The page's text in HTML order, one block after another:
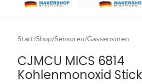
Start/Shop/Sensoren/Gassensoren
CJMCU MICS 6814
Kohlenmonoxid